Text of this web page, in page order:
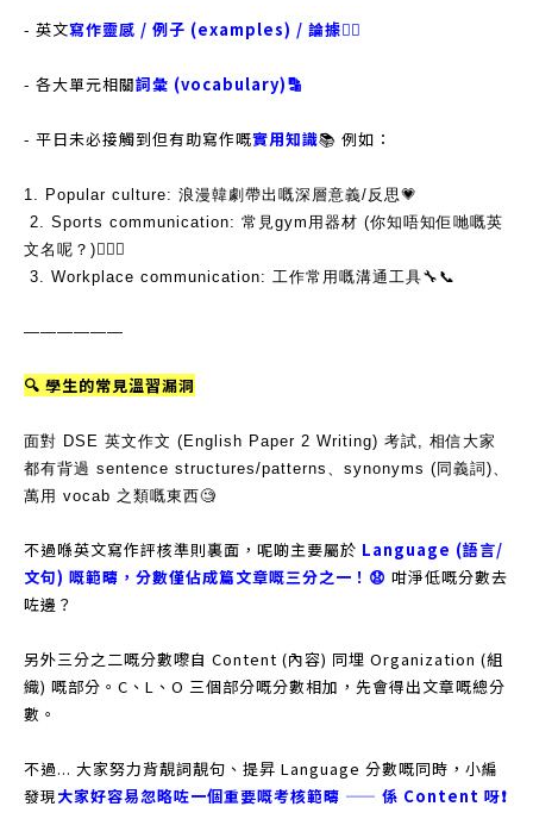
- 英文寫作靈感 / 例子 (examples) / 論據✍🏻
- 各大單元相關詞彙 (vocabulary)🔡
- 平日未必接觸到但有助寫作嘅實用知識📚 例如：
1. Popular culture: 浪漫韓劇帶出嘅深層意義/反思💗
2. Sports communication: 常見gym用器材 (你知唔知佢哋嘅英
文名呢？)🏋🏻‍♀️
3. Workplace communication: 工作常用嘅溝通工具🔧📞
——————
🔍 學生的常見溫習漏洞
面對 DSE 英文作文 (English Paper 2 Writing) 考試, 相信大家
都有背過 sentence structures/patterns、synonyms (同義詞)、
萬用 vocab 之類嘅東西🧐
不過喺英文寫作評核準則裏面，呢啲主要屬於 Language (語言/
文句) 嘅範疇，分數僅佔成篇文章嘅三分之一！😧 咁淨低嘅分數去
咗邊？
另外三分之二嘅分數嚟自 Content (內容) 同埋 Organization (組
織) 嘅部分。C、L、O 三個部分嘅分數相加，先會得出文章嘅總分
數。
不過... 大家努力背靚詞靚句、提昇 Language 分數嘅同時，小編
發現大家好容易忽略咗一個重要嘅考核範疇 —— 係 Content 呀❗️